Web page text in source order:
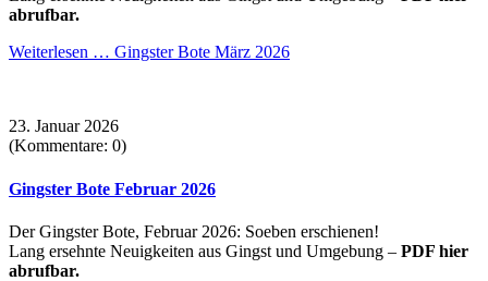
abrufbar.
Weiterlesen … Gingster Bote März 2026
23. Januar 2026
(Kommentare: 0)
Gingster Bote Februar 2026
Der Gingster Bote, Februar 2026: Soeben erschienen!
Lang ersehnte Neuigkeiten aus Gingst und Umgebung – PDF hier
abrufbar.